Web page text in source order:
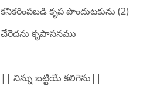
కనికరింపబడి కృప పొందుటకును (2)
చేరెదను కృపాసనము
|| నిన్ను బట్టియే కలిగెను||